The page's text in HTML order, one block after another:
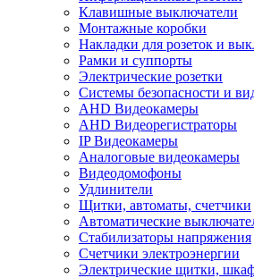
Клавишные выключатели
Монтажные коробки
Накладки для розеток и
Рамки и суппорты
Электрические розетки
Системы безопасности и
AHD Видеокамеры
AHD Видеорегистраторы
IP Видеокамеры
Аналоговые видеокамеры
Видеодомофоны
Удлинители
Щитки, автоматы, счетчики
Автоматические
Стабилизаторы напряжения
Счетчики электроэнергии
Электрические щитки,